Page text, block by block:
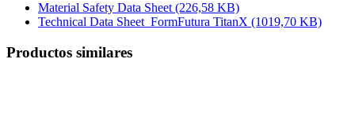
Material Safety Data Sheet (226,58 KB)
Technical Data Sheet_FormFutura TitanX (1019,70 KB)
Productos similares